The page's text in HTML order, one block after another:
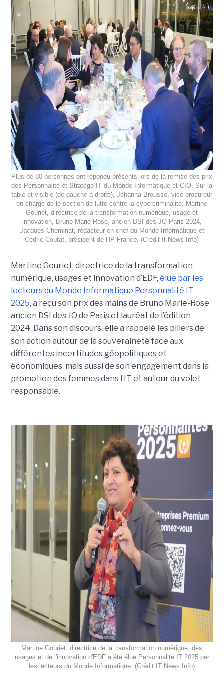
Plus de 80 personnes ont répondu présents lors de la remise des prix
des Personnalité et Stratège IT du Monde Informatique et CIO. Sur la
table et visible (de gauche à droite), Johanna Brousse, vice-procureur
en charge de le section de lutte contre la cybercriminalité, Martine
Gouriet, directrice de la transformation numérique, usage et
innovation, Bruno Marie-Rose, ancien DSI des JO Paris 2024,
Jacques Cheminat, rédacteur en chef du Monde Informatique et
Cédric Coutat, président de HP France. (Crédit It News Info)
Martine Gouriet, directrice de la transformation
numérique, usages et innovation d’EDF, élue par les
lecteurs du Monde Informatique Personnalité IT
2025, a reçu son prix des mains de Bruno Marie-Rose
ancien DSI des JO de Paris et lauréat de l’édition
2024. Dans son discours, elle a rappelé les piliers de
son action autour de la souveraineté face aux
différentes incertitudes géopolitiques et
économiques, mais aussi de son engagement dans la
promotion des femmes dans l’IT et autour du volet
responsable.
Martine Gouriet, directrice de la transformation numérique, des
usages et de l'innovation d'EDF a été élue Personnalité IT 2025 par
les lecteurs du Monde Informatique. (Crédit IT News Info)